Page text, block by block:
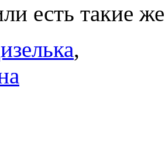
есть такие
,